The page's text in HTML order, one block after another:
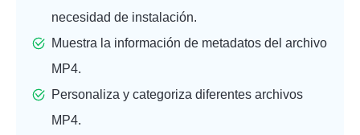
necesidad de instalación.
Muestra la información de metadatos del archivo
MP4.
Personaliza y categoriza diferentes archivos
MP4.